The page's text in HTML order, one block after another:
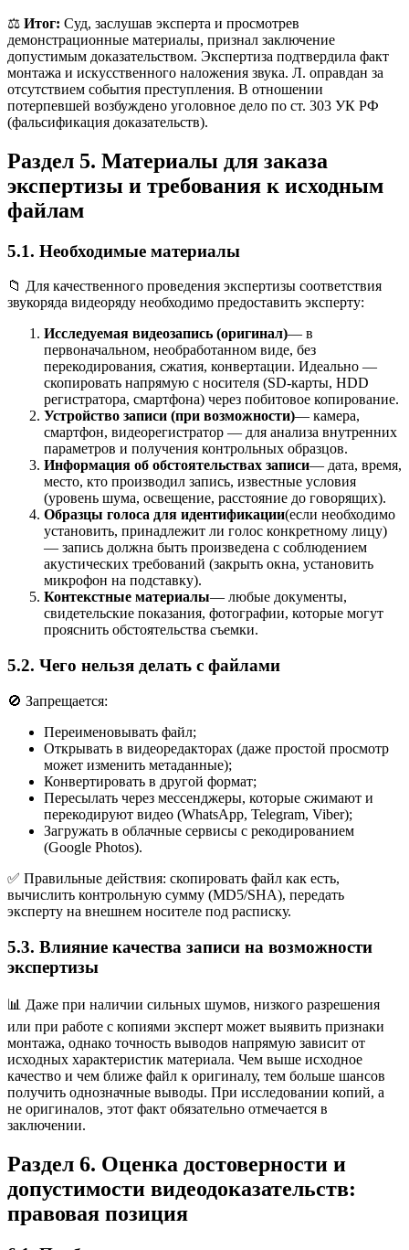
⚖️ Итог: Суд, заслушав эксперта и просмотрев
демонстрационные материалы, признал заключение
допустимым доказательством. Экспертиза подтвердила факт
монтажа и искусственного наложения звука. Л. оправдан за
отсутствием события преступления. В отношении
потерпевшей возбуждено уголовное дело по ст. 303 УК РФ
(фальсификация доказательств).
Раздел 5. Материалы для заказа
экспертизы и требования к исходным
файлам
5.1. Необходимые материалы
📁 Для качественного проведения экспертизы соответствия
звукоряда видеоряду необходимо предоставить эксперту:
Исследуемая видеозапись (оригинал)— в
первоначальном, необработанном виде, без
перекодирования, сжатия, конвертации. Идеально —
скопировать напрямую с носителя (SD-карты, HDD
регистратора, смартфона) через побитовое копирование.
Устройство записи (при возможности)— камера,
смартфон, видеорегистратор — для анализа внутренних
параметров и получения контрольных образцов.
Информация об обстоятельствах записи— дата, время,
место, кто производил запись, известные условия
(уровень шума, освещение, расстояние до говорящих).
Образцы голоса для идентификации(если необходимо
установить, принадлежит ли голос конкретному лицу)
— запись должна быть произведена с соблюдением
акустических требований (закрыть окна, установить
микрофон на подставку).
Контекстные материалы— любые документы,
свидетельские показания, фотографии, которые могут
прояснить обстоятельства съемки.
5.2. Чего нельзя делать с файлами
🚫 Запрещается:
Переименовывать файл;
Открывать в видеоредакторах (даже простой просмотр
может изменить метаданные);
Конвертировать в другой формат;
Пересылать через мессенджеры, которые сжимают и
перекодируют видео (WhatsApp, Telegram, Viber);
Загружать в облачные сервисы с рекодированием
(Google Photos).
✅ Правильные действия: скопировать файл как есть,
вычислить контрольную сумму (MD5/SHA), передать
эксперту на внешнем носителе под расписку.
5.3. Влияние качества записи на возможности
экспертизы
📊 Даже при наличии сильных шумов, низкого разрешения
или при работе с копиями эксперт может выявить признаки
монтажа, однако точность выводов напрямую зависит от
исходных характеристик материала. Чем выше исходное
качество и чем ближе файл к оригиналу, тем больше шансов
получить однозначные выводы. При исследовании копий, а
не оригиналов, этот факт обязательно отмечается в
заключении.
Раздел 6. Оценка достоверности и
допустимости видеодоказательств:
правовая позиция